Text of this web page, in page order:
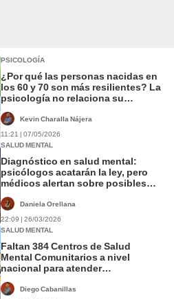
PSICOLOGÍA
¿Por qué las personas nacidas en
los 60 y 70 son más resilientes? La
psicología no relaciona su
adversidades con la crianza
Kevin Charalla Nájera
11:21 | 07/05/2026
SALUD MENTAL
Diagnóstico en salud mental:
psicólogos acatarán la ley, pero
médicos alertan sobre posibles
Daniela Orellana
22:09 | 26/03/2026
SALUD MENTAL
Faltan 384 Centros de Salud
Mental Comunitarios a nivel
nacional para atender
Diego Cabanillas